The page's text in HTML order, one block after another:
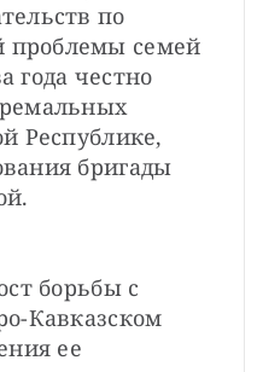
по
семей
года честно
Республике,
бригады
борьбы с
Кавказском
ее